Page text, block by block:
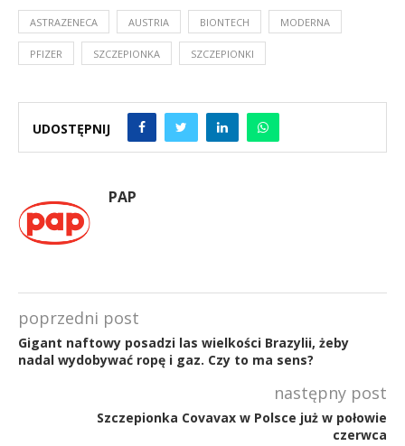
ASTRAZENECA AUSTRIA BIONTECH MODERNA
PFIZER SZCZEPIONKA SZCZEPIONKI
UDOSTĘPNIJ
PAP
poprzedni post
Gigant naftowy posadzi las wielkości Brazylii, żeby
nadal wydobywać ropę i gaz. Czy to ma sens?
następny post
Szczepionka Covavax w Polsce już w połowie
czerwca